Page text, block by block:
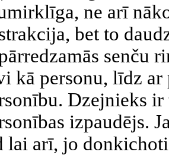
ne arī
bet to
senču
kā personu, līdz
Dzejnieks
izpaudējs.
lai arī, jo